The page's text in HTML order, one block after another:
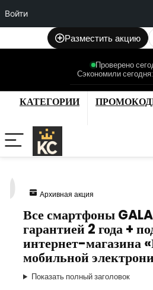
Войти
Разместить акцию
Проверено
Сэкономили сегодня:
КАТЕГОРИИ
Архивная акция
Все смартфоны
гарантией 2 года +
интернет-магазина
мобильной
Показать полный заголовок